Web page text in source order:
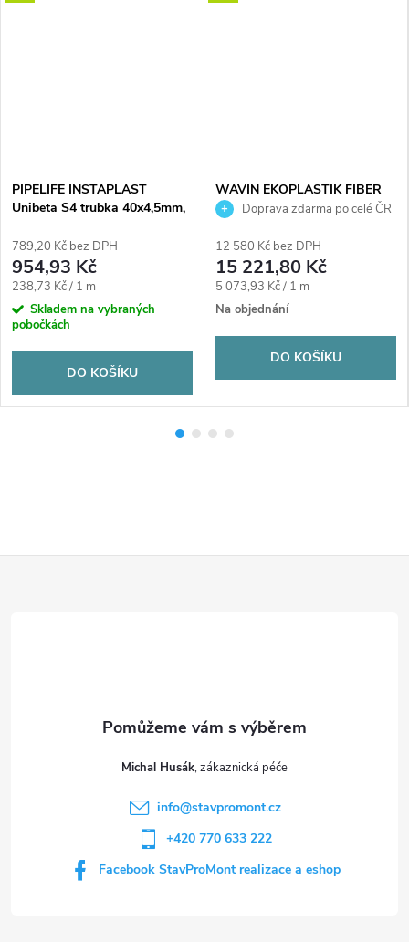
PIPELIFE INSTAPLAST
Unibeta S4 trubka 40x4,5mm,
voda, PP-RCT
789,20 Kč bez DPH
954,93 Kč
Měrná
cena:
238,73 Kč / 1 m
Skladem na vybraných
pobočkách
DO KOŠÍKU
WAVIN EKOPLASTIK FIBER
BASALT PLUS S 3,2 trubka
svařovací, voda, PP-RCT, šedá
Doprava zdarma po celé ČR
12 580 Kč bez DPH
15 221,80 Kč
Měrná
cena:
5 073,93 Kč / 1 m
Na objednání
DO KOŠÍKU
Michal Husák
info@stavpromont.cz
+420 770 633 222
Facebook StavProMont realizace a eshop